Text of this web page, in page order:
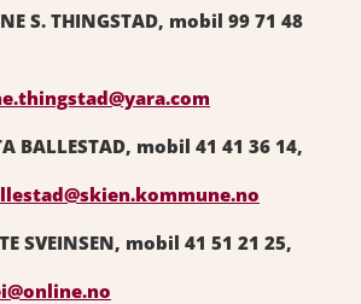
S. THINGSTAD, mobil 99 71 48
BALLESTAD, mobil 41 41 36 14,
SVEINSEN, mobil 41 51 21 25,